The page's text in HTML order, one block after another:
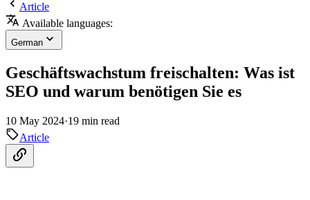
Article
Available languages:
German
Geschäftswachstum freischalten: Was ist
SEO und warum benötigen Sie es
10 May 2024·19 min read
Article